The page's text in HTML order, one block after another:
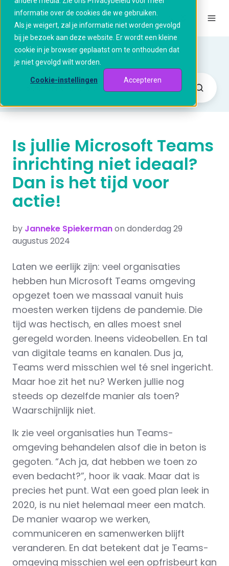
informatie over de cookies die we gebruiken.
Als je weigert, zal je informatie niet worden gevolgd
bij je bezoek aan deze website. Er wordt een kleine
cookie in je browser geplaatst om te onthouden dat
je niet gevolgd wilt worden.
Cookie-instellingen Accepteren
Blog, Nieuws & Updates
Is jullie Microsoft Teams
inrichting niet ideaal?
Dan is het tijd voor
actie!
by Janneke Spiekermanon donderdag 29
augustus 2024
Laten we eerlijk zijn: veel organisaties
hebben hun Microsoft Teams omgeving
opgezet toen we massaal vanuit huis
moesten werken tijdens de pandemie. Die
tijd was hectisch, en alles moest snel
geregeld worden. Ineens videobellen. En tal
van digitale teams en kanalen. Dus ja,
Teams werd misschien wel té snel ingericht.
Maar hoe zit het nu? Werken jullie nog
steeds op dezelfde manier als toen?
Waarschijnlijk niet.
Ik zie veel organisaties hun Teams-
omgeving behandelen alsof die in beton is
gegoten. “Ach ja, dat hebben we toen zo
even bedacht?”, hoor ik vaak. Maar dat is
precies het punt. Wat een goed plan leek in
2020, is nu niet helemaal meer een match.
De manier waarop we werken,
communiceren en samenwerken blijft
veranderen. En dat betekent dat je Teams-
omgeving misschien wel een opfrisbeurt kan